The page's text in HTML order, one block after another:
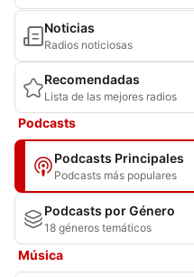
Noticias
Radios noticiosas
Recomendadas
Lista de las mejores radios
Podcasts
Podcasts Principales
Podcasts más populares
Podcasts por Género
18 géneros temáticos
Música